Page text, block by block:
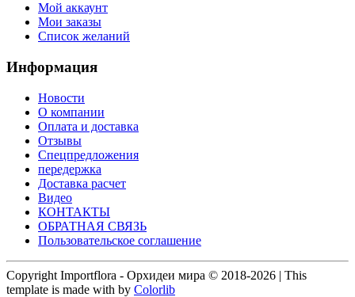
Мой аккаунт
Мои заказы
Список желаний
Информация
Новости
О компании
Оплата и доставка
Отзывы
Спецпредложения
передержка
Доставка расчет
Видео
КОНТАКТЫ
ОБРАТНАЯ СВЯЗЬ
Пользовательское соглашение
Copyright Importflora - Орхидеи мира © 2018-2026 | This
template is made with by Colorlib